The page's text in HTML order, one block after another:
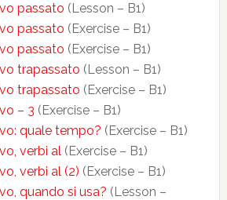
passato (Lesson – B1)
passato (Exercise – B1)
passato (Exercise – B1)
trapassato (Lesson – B1)
trapassato (Exercise – B1)
– 3 (Exercise – B1)
quale tempo? (Exercise – B1)
verbi al(Exercise – B1)
verbi al (2) (Exercise – B1)
quando si usa? (Lesson –